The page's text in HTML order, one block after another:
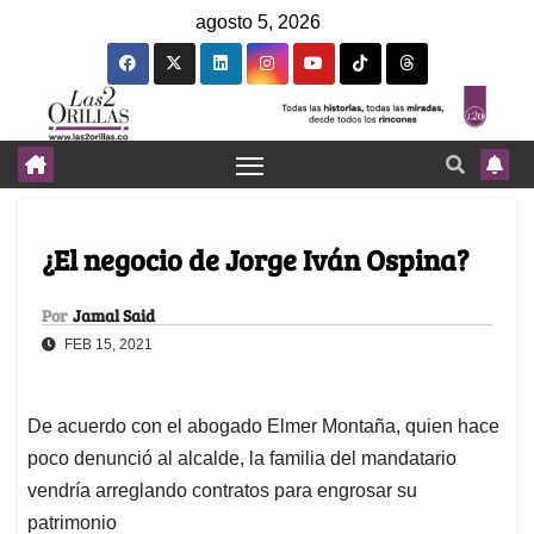
agosto 5, 2026
¿El negocio de Jorge Iván Ospina?
Por Jamal Said
FEB 15, 2021
De acuerdo con el abogado Elmer Montaña, quien hace
poco denunció al alcalde, la familia del mandatario
vendría arreglando contratos para engrosar su
patrimonio